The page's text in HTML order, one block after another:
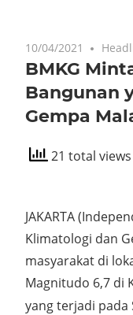
10/04/2021
BMKG
Bangunan
Gempa
21 total views
JAKARTA
Klimatologi dan
masyarakat di
Magnitudo 6,7 di
yang terjadi pada